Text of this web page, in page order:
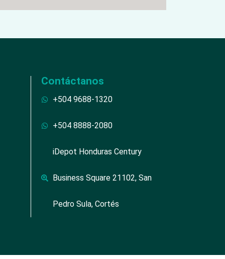
Contáctanos
+504 9688-1320
+504 8888-2080
iDepot Honduras Century
Business Square 21102, San
Pedro Sula, Cortés